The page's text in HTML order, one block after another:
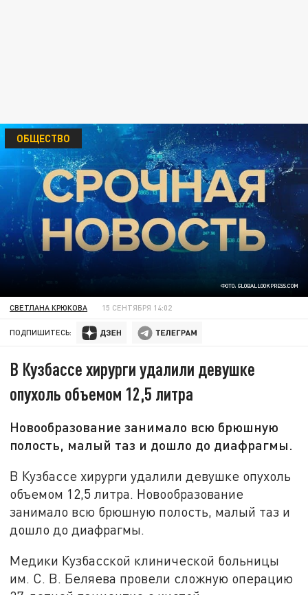
ФОТО: GLOBALLOOKPRESS.COM
ОБЩЕСТВО
СВЕТЛАНА КРЮКОВА 15 СЕНТЯБРЯ 14:02
ПОДПИШИТЕСЬ:
В Кузбассе хирурги удалили девушке
опухоль объемом 12,5 литра
Новообразование занимало всю брюшную
полость, малый таз и дошло до диафрагмы.
В Кузбассе хирурги удалили девушке опухоль
объемом 12,5 литра. Новообразование
занимало всю брюшную полость, малый таз и
дошло до диафрагмы.
Медики Кузбасской клинической больницы
им. С. В. Беляева провели сложную операцию